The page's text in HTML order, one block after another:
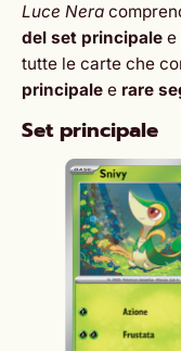
Luce Nera
del set principale e
tutte le carte che
principale e rare
Set principale